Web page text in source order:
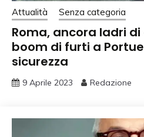
Attualità Senza categoria
Roma, ancora ladri
boom di furti a
sicurezza
9 Aprile 2023 Redazione